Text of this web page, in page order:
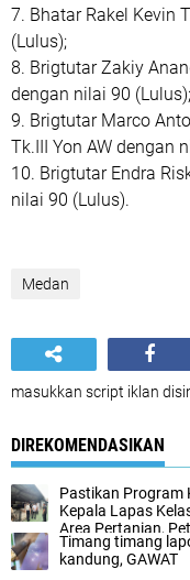
7. Bhatar Rakel Kevin
(Lulus);
8. Brigtutar Zakiy
dengan nilai 90 (Lulus);
9. Brigtutar Marco
Tk.III Yon AW dengan
10. Brigtutar Endra
nilai 90 (Lulus).
Medan
masukkan script iklan
DIREKOMENDASIKAN
Pastikan Program
Kepala Lapas
Area Pertanian,
Timang timang
kandung, GAWAT